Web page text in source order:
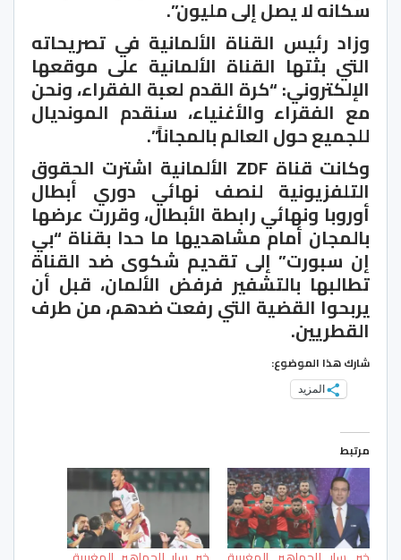
سكانه لا يصل إلى مليون”.
وزاد رئيس القناة الألمانية في تصريحاته
التي بثتها القناة الألمانية على موقعها
الإلكتروني: “كرة القدم لعبة الفقراء، ونحن
مع الفقراء والأغنياء، سنقدم المونديال
للجميع حول العالم بالمجاناً”.
وكانت قناة ZDF الألمانية اشترت الحقوق
التلفزيونية لنصف نهائي دوري أبطال
أوروبا ونهائي رابطة الأبطال، وقررت عرضها
بالمجان أمام مشاهديها ما حدا بقناة “بي
إن سبورت” إلى تقديم شكوى ضد القناة
تطالبها بالتشفير فرفض الألمان، قبل أن
يربحوا القضية التي رفعت ضدهم، من طرف
القطريين.
شارك هذا الموضوع:
المزيد
مرتبط